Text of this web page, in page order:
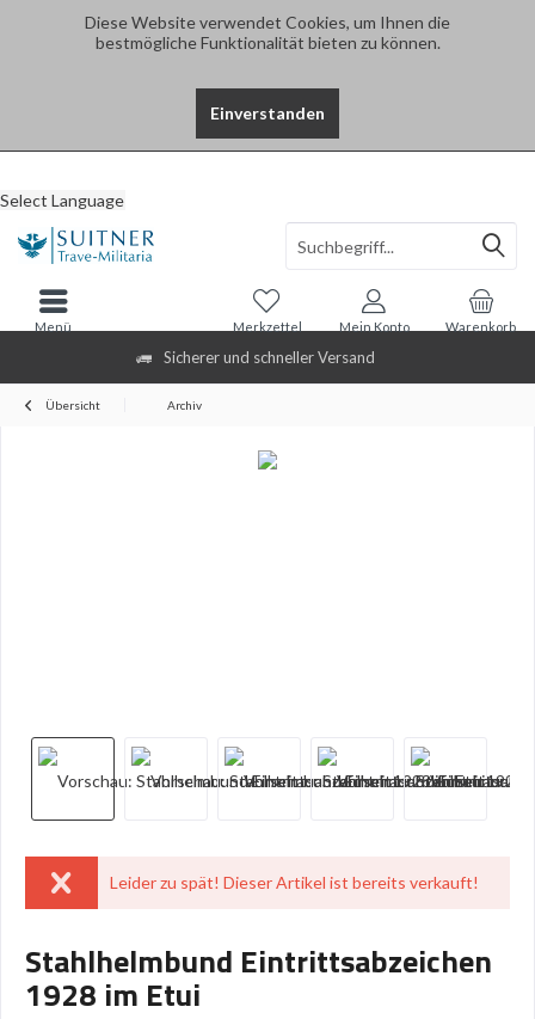
Diese Website verwendet Cookies, um Ihnen die
bestmögliche Funktionalität bieten zu können.
Einverstanden
Sicherer und schneller Versand
Select Language
Warenkorb
Merkzettel Mein Konto
Menü
Übersicht Archiv
Leider zu spät! Dieser Artikel ist bereits verkauft!
Stahlhelmbund Eintrittsabzeichen
1928 im Etui